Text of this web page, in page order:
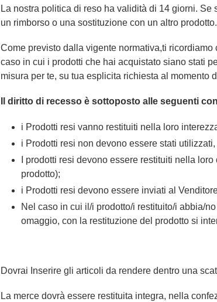
La nostra politica di reso ha validità di 14 giorni.
un rimborso o una sostituzione con un altro prodotto.
Come previsto dalla vigente normativa,ti
caso in cui i prodotti che hai acquistato siano stati
misura per te, su tua esplicita richiesta al momento
Il diritto di recesso è sottoposto alle seguenti
i Prodotti resi vanno restituiti nella loro
i Prodotti resi non devono essere stati
I prodotti resi devono essere restituiti nella
prodotto);
i Prodotti resi devono essere inviati al
Nel caso in cui il/i prodotto/i restituito/i abbia/
omaggio, con la restituzione del prodotto si
Dovrai Inserire gli articoli da rendere dentro una
La merce dovrà essere restituita integra, nella